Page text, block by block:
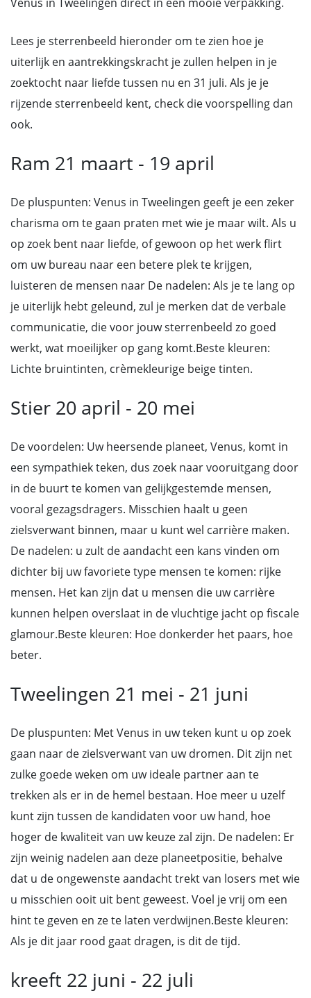
Lees je sterrenbeeld hieronder om te zien hoe je
uiterlijk en aantrekkingskracht je zullen helpen in je
zoektocht naar liefde tussen nu en 31 juli. Als je je
rijzende sterrenbeeld kent, check die voorspelling dan
ook.
Ram 21 maart - 19 april
De pluspunten: Venus in Tweelingen geeft je een zeker
charisma om te gaan praten met wie je maar wilt. Als u
op zoek bent naar liefde, of gewoon op het werk flirt
om uw bureau naar een betere plek te krijgen,
luisteren de mensen naar De nadelen: Als je te lang op
je uiterlijk hebt geleund, zul je merken dat de verbale
communicatie, die voor jouw sterrenbeeld zo goed
werkt, wat moeilijker op gang komt.Beste kleuren:
Lichte bruintinten, crèmekleurige beige tinten.
Stier 20 april - 20 mei
De voordelen: Uw heersende planeet, Venus, komt in
een sympathiek teken, dus zoek naar vooruitgang door
in de buurt te komen van gelijkgestemde mensen,
vooral gezagsdragers. Misschien haalt u geen
zielsverwant binnen, maar u kunt wel carrière maken.
De nadelen: u zult de aandacht een kans vinden om
dichter bij uw favoriete type mensen te komen: rijke
mensen. Het kan zijn dat u mensen die uw carrière
kunnen helpen overslaat in de vluchtige jacht op fiscale
glamour.Beste kleuren: Hoe donkerder het paars, hoe
beter.
Tweelingen 21 mei - 21 juni
De pluspunten: Met Venus in uw teken kunt u op zoek
gaan naar de zielsverwant van uw dromen. Dit zijn net
zulke goede weken om uw ideale partner aan te
trekken als er in de hemel bestaan. Hoe meer u uzelf
kunt zijn tussen de kandidaten voor uw hand, hoe
hoger de kwaliteit van uw keuze zal zijn. De nadelen: Er
zijn weinig nadelen aan deze planeetpositie, behalve
dat u de ongewenste aandacht trekt van losers met wie
u misschien ooit uit bent geweest. Voel je vrij om een
hint te geven en ze te laten verdwijnen.Beste kleuren:
Als je dit jaar rood gaat dragen, is dit de tijd.
kreeft 22 juni - 22 juli